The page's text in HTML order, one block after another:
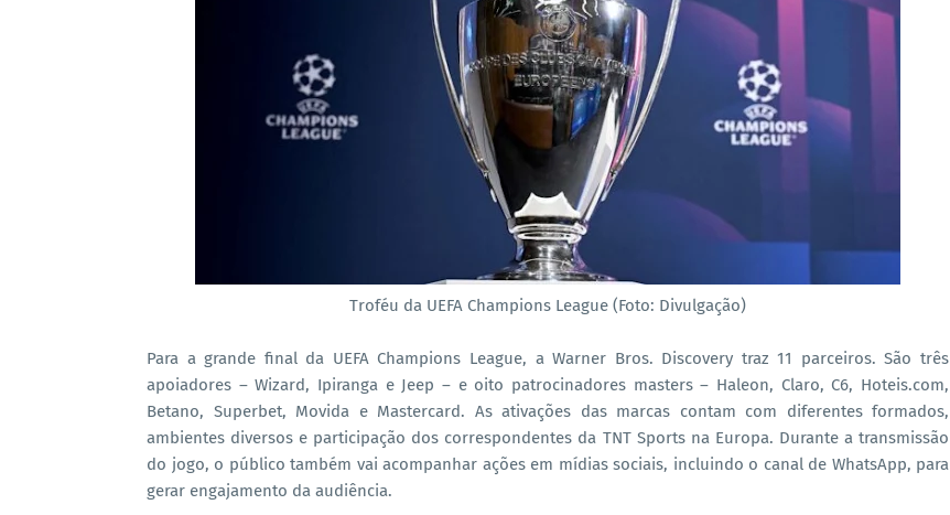
Troféu da UEFA Champions League (Foto: Divulgação)
Para a grande final da UEFA Champions League, a Warner Bros. Discovery traz 11 parceiros. São três
apoiadores – Wizard, Ipiranga e Jeep – e oito patrocinadores masters – Haleon, Claro, C6, Hoteis.com,
Betano, Superbet, Movida e Mastercard. As ativações das marcas contam com diferentes formados,
ambientes diversos e participação dos correspondentes da TNT Sports na Europa. Durante a transmissão
do jogo, o público também vai acompanhar ações em mídias sociais, incluindo o canal de WhatsApp, para
gerar engajamento da audiência.